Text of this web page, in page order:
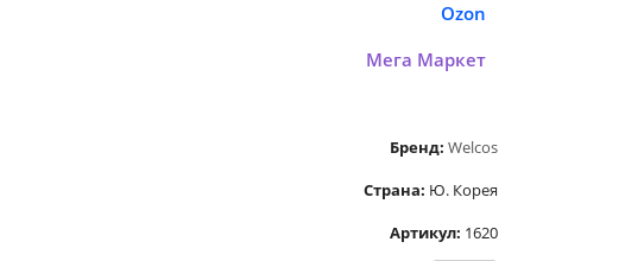
Ozon
Мега Маркет
Бренд: Welcos
Страна: Ю. Корея
Артикул: 1620